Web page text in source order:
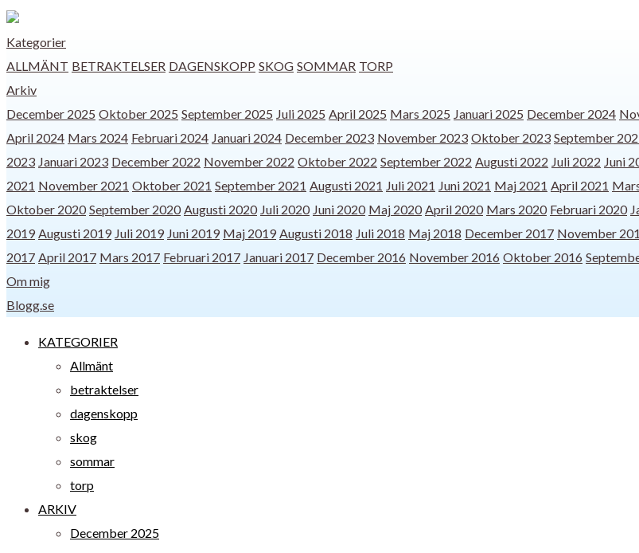
Kategorier
ALLMÄNT BETRAKTELSER DAGENSKOPP SKOG SOMMAR TORP
Arkiv
December 2025 Oktober 2025 September 2025 Juli 2025 April 2025 Mars 2025 Januari 2025 December 2024
April 2024 Mars 2024 Februari 2024 Januari 2024 December 2023 November 2023 Oktober 2023 September
2023 Januari 2023 December 2022 November 2022 Oktober 2022 September 2022 Augusti 2022 Juli 2022 Juni
2021 November 2021 Oktober 2021 September 2021 Augusti 2021 Juli 2021 Juni 2021 Maj 2021 April 2021
Oktober 2020 September 2020 Augusti 2020 Juli 2020 Juni 2020 Maj 2020 April 2020 Mars 2020 Februari 2020
2019 Augusti 2019 Juli 2019 Juni 2019 Maj 2019 Augusti 2018 Juli 2018 Maj 2018 December 2017 November
2017 April 2017 Mars 2017 Februari 2017 Januari 2017 December 2016 November 2016 Oktober 2016
Om mig
Blogg.se
KATEGORIER
Allmänt
betraktelser
dagenskopp
skog
sommar
torp
ARKIV
December 2025